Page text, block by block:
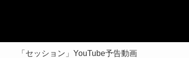
「セッション」YouTube予告動画